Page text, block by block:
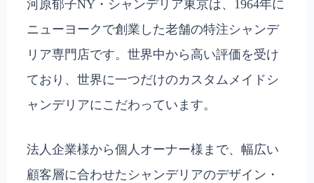
河原郁子NY・シャンデリア東京は、1964年に
ニューヨークで創業した老舗の特注シャンデ
リア専門店です。世界中から高い評価を受け
ており、世界に一つだけのカスタムメイドシ
ャンデリアにこだわっています。
法人企業様から個人オーナー様まで、幅広い
顧客層に合わせたシャンデリアのデザイン・